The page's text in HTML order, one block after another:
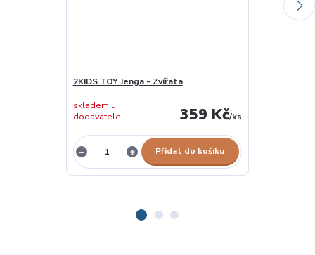
2KIDS TOY Jenga - Zvířata
359 Kč/ks
skladem u
dodavatele
Přidat do košíku